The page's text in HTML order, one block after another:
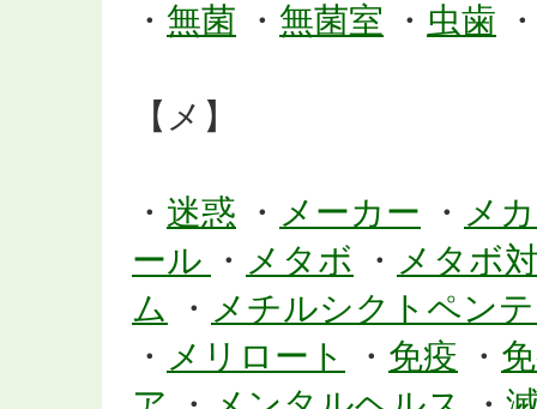
・ 無菌 ・ 無菌室 ・ 虫歯
【メ】
・ 迷惑 ・ メーカー ・ メ
ール
・ メタボ ・ メタボ
ム
・ メチルシクトペン
・ メリロート ・ 免疫 ・